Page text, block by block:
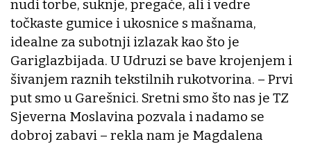
nudi torbe, suknje, pregače, ali i vedre
točkaste gumice i ukosnice s mašnama,
idealne za subotnji izlazak kao što je
Gariglazbijada. U Udruzi se bave krojenjem i
šivanjem raznih tekstilnih rukotvorina. – Prvi
put smo u Garešnici. Sretni smo što nas je TZ
Sjeverna Moslavina pozvala i nadamo se
dobroj zabavi – rekla nam je Magdalena